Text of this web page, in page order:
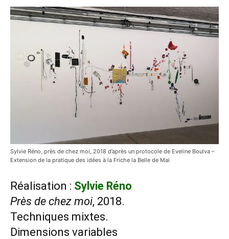
Sylvie Réno, près de chez moi, 2018 d’après un protocole de Eveline Boulva –
Extension de la pratique des idées à la Friche la Belle de Mai
Réalisation : Sylvie Réno
Près de chez moi, 2018.
Techniques mixtes.
Dimensions variables